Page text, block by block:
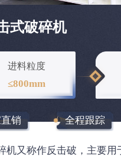
式破碎机
进料粒度
≤800mm
销 全程跟踪
机又称作反击破，主要用